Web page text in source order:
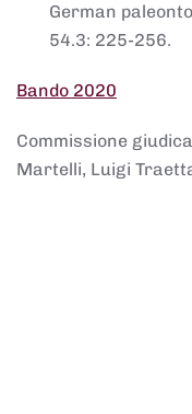
German
54.3: 225-256.
Bando 2020
Commissione
Martelli, Luigi